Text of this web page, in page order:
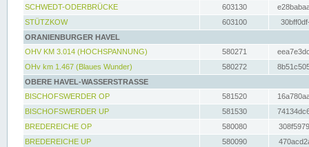
SCHWEDT-ODERBRÜCKE
603130
STÜTZKOW
603100
ORANIENBURGER HAVEL
OHV KM 3.014 (HOCHSPANNUNG)
580271
OHv km 1.467 (Blaues Wunder)
580272
OBERE HAVEL-WASSERSTRASSE
BISCHOFSWERDER OP
581520
BISCHOFSWERDER UP
581530
BREDEREICHE OP
580080
BREDEREICHE UP
580090